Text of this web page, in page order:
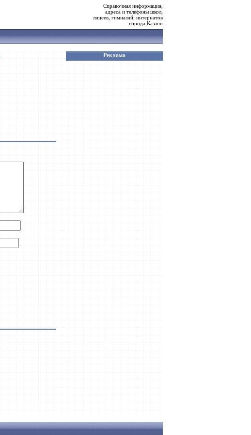
Справочная информация,
адреса и телефоны школ,
лицеев, гимназий, интернатов
города Казани
Реклама